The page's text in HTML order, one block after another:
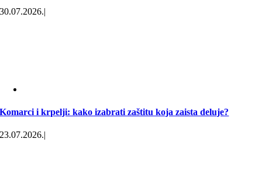
30.07.2026.|
Komarci i krpelji: kako izabrati zaštitu koja zaista deluje?
23.07.2026.|